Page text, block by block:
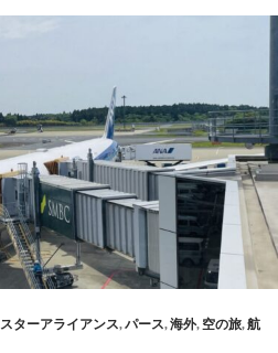
スターアライアンス,パース,海外, 空の旅,航